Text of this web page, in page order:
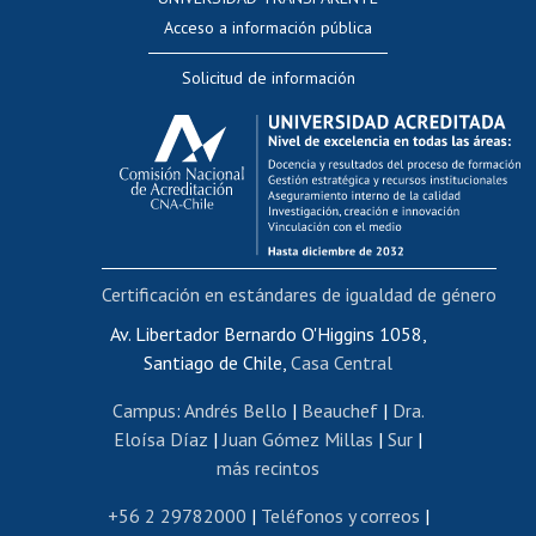
Evaluación docente
Calificación académica
Postulación al AUCAI
Funcionarias/os
Cursos internos de capacitación
Bienestar del personal
Portal de movilidad interna
Certificado de renta
Certificado de renta honorarios
Editar páginas blancas
Extranjeras/os
Revalidación y reconocimiento de títulos
Acceso a información pública
Solicitud de información
Av. Libertador Bernardo O'Higgins 1058,
Santiago de Chile, Casa Central
Campus: Andrés Bello | Beauchef| Dra.
Eloísa Díaz |Juan Gómez Millas | Sur |
más recintos
+56 2 29782000 | Teléfonos y correos |
Certificación en estándares de igualdad de género